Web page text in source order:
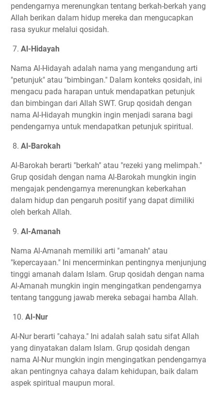
pendengarnya merenungkan tentang berkah-berkah yang
Allah berikan dalam hidup mereka dan mengucapkan
rasa syukur melalui qosidah.
7. Al-Hidayah
Nama Al-Hidayah adalah nama yang mengandung arti
"petunjuk" atau "bimbingan." Dalam konteks qosidah, ini
mengacu pada harapan untuk mendapatkan petunjuk
dan bimbingan dari Allah SWT. Grup qosidah dengan
nama Al-Hidayah mungkin ingin menjadi sarana bagi
pendengarnya untuk mendapatkan petunjuk spiritual.
8. Al-Barokah
Al-Barokah berarti "berkah" atau "rezeki yang melimpah."
Grup qosidah dengan nama Al-Barokah mungkin ingin
mengajak pendengarnya merenungkan keberkahan
dalam hidup dan pengaruh positif yang dapat dimiliki
oleh berkah Allah.
9. Al-Amanah
Nama Al-Amanah memiliki arti "amanah" atau
"kepercayaan." Ini mencerminkan pentingnya menjunjung
tinggi amanah dalam Islam. Grup qosidah dengan nama
Al-Amanah mungkin ingin mengingatkan pendengarnya
tentang tanggung jawab mereka sebagai hamba Allah.
10. Al-Nur
Al-Nur berarti "cahaya." Ini adalah salah satu sifat Allah
yang dinyatakan dalam Islam. Grup qosidah dengan
nama Al-Nur mungkin ingin mengingatkan pendengarnya
akan pentingnya cahaya dalam kehidupan, baik dalam
aspek spiritual maupun moral.